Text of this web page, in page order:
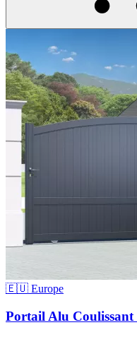
🇪🇺 Europe
Portail Alu